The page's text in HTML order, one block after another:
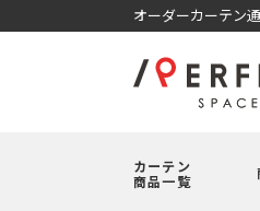
オーダーカーテン
カーテン
商品一覧